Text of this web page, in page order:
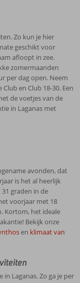
Zo kun je hier
geschikt voor
afloopt in zee.
zomermaanden
per dag open. Neem
en Club 18-30. Een
de voetjes van de
in Laganas met
avonden, dat
is het al heerlijk
graden in de
voorjaar met 18
Kortom, het ideale
Bekijk onze
en klimaat van
Laganas. Zo ga je per